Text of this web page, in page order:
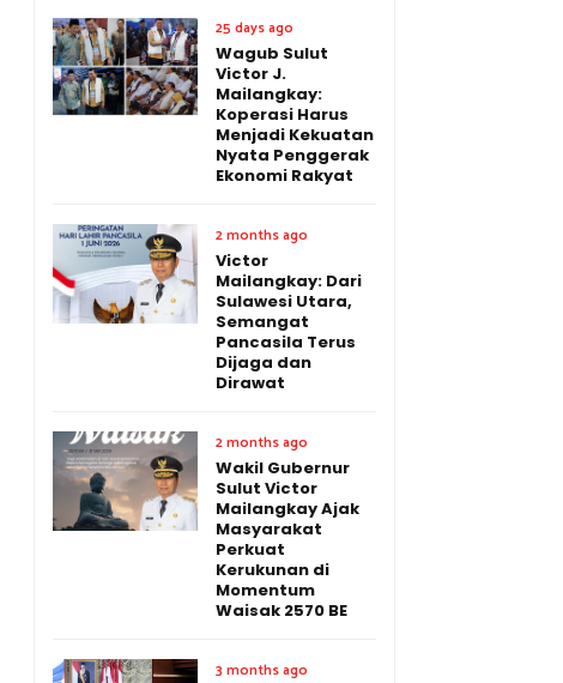
25 days ago
Wagub Sulut
Victor J.
Mailangkay:
Koperasi Harus
Menjadi Kekuatan
Nyata Penggerak
Ekonomi Rakyat
2 months ago
Victor
Mailangkay: Dari
Sulawesi Utara,
Semangat
Pancasila Terus
Dijaga dan
Dirawat
2 months ago
Wakil Gubernur
Sulut Victor
Mailangkay Ajak
Masyarakat
Perkuat
Kerukunan di
Momentum
Waisak 2570 BE
3 months ago